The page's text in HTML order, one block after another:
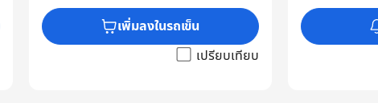
เพิ่มลงในรถเข็น
เปรียบเทียบ